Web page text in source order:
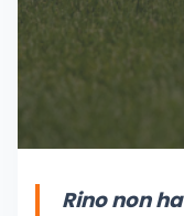
Rino non